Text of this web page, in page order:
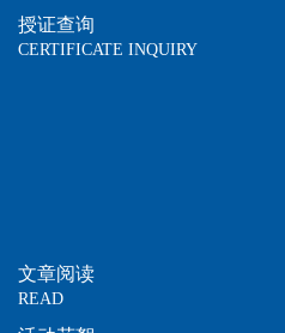
授证查询
CERTIFICATE INQUIRY
文章阅读
READ